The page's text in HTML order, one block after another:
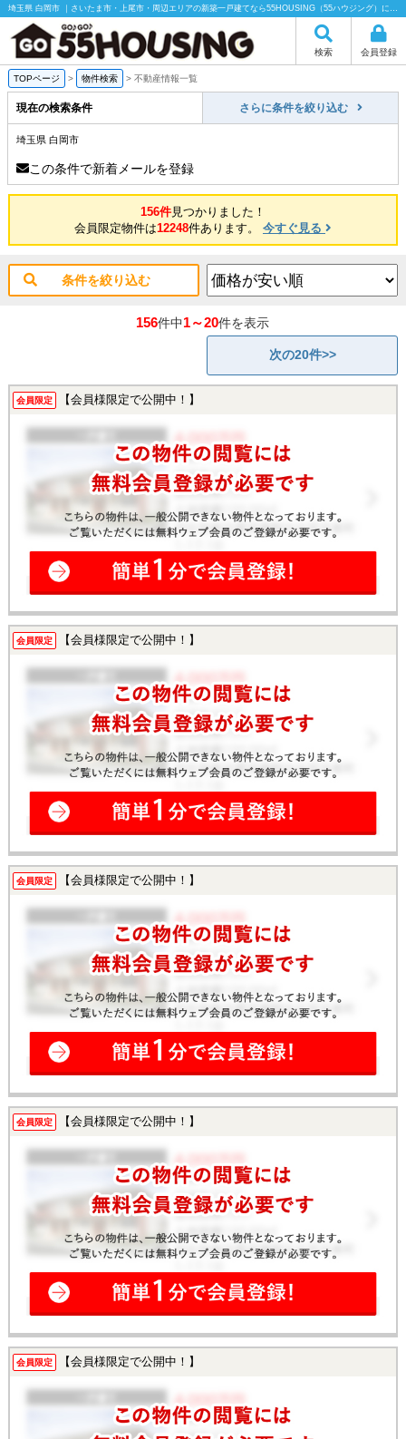
埼玉県 白岡市 ｜さいたま市・上尾市・周辺エリアの新築一戸建てなら55HOUSING（55ハウジング）にお任せください！
検索 会員登録
TOPページ > 物件検索 > 不動産情報一覧
現在の検索条件 さらに条件を絞り込む
埼玉県 白岡市
この条件で新着メールを登録
156件見つかりました！
会員限定物件は12248件あります。 今すぐ見る
条件を絞り込む
156件中1～20件を表示
次の20件>>
会員限定 【会員様限定で公開中！】
会員限定 【会員様限定で公開中！】
会員限定 【会員様限定で公開中！】
会員限定 【会員様限定で公開中！】
会員限定 【会員様限定で公開中！】